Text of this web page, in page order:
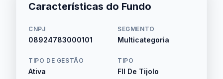
Características do Fundo
CNPJ
08924783000101
SEGMENTO
Multicategoria
TIPO DE GESTÃO
Ativa
TIPO
FII De Tijolo